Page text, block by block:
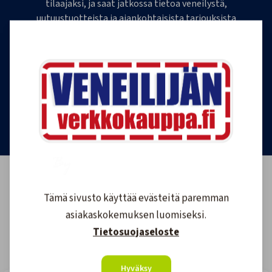
tilaajaksi, ja saat jatkossa tietoa veneilystä,
uutuustuotteista ja ajankohtaisista tarjouksista
tilauksen milloin tahansa.
Tilaa uutiskirje
Tämä sivusto käyttää evästeitä paremman
asiakaskokemuksen luomiseksi.
Tietosuojaseloste
Hyväksy